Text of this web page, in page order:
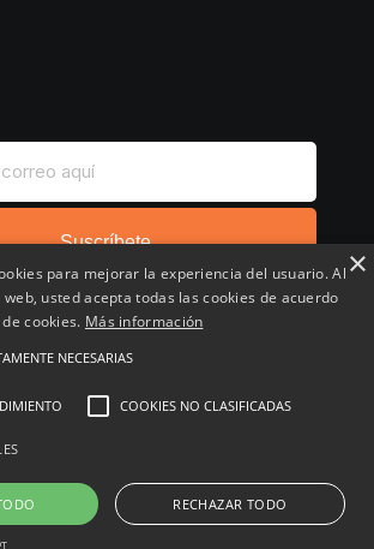
Suscríbete
chollo Destacados
Cronológico
×
para mejorar la experiencia del usuario. Al
usted acepta todas las cookies de acuerdo
cookies. Más información
NECESARIAS
COOKIES NO CLASIFICADAS
RECHAZAR TODO